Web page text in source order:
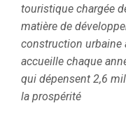
touristique chargée
matière de
construction urbaine
accueille chaque
qui dépensent 2,6
la prospérité